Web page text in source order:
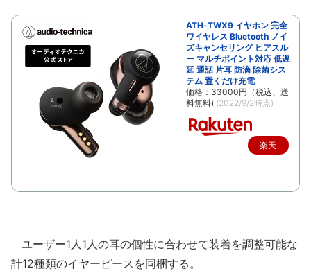
ATH-TWX9 イヤホン 完全
ワイヤレス Bluetooth ノイ
ズキャンセリング ヒアスル
ー マルチポイント対応 低遅
延 通話 片耳 防滴 除菌シス
テム 置くだけ充電
価格：33000円（税込、送
料無料) (2022/9/2時点)
楽天
ユーザー1人1人の耳の個性に合わせて装着を調整可能な
計12種類のイヤーピースを同梱する。